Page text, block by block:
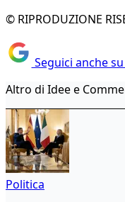
© RIPRODUZIONE
Seguici anche
Altro di Idee e
Politica